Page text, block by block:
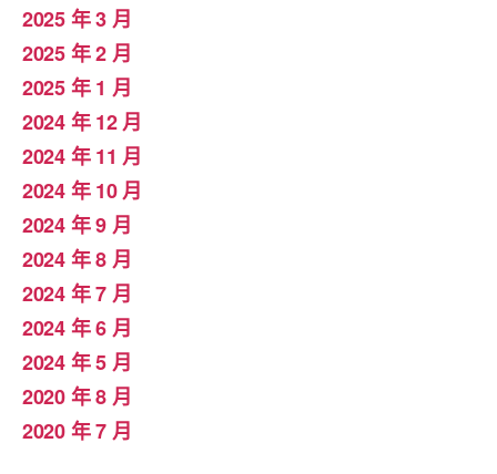
2025 年 3 月
2025 年 2 月
2025 年 1 月
2024 年 12 月
2024 年 11 月
2024 年 10 月
2024 年 9 月
2024 年 8 月
2024 年 7 月
2024 年 6 月
2024 年 5 月
2020 年 8 月
2020 年 7 月